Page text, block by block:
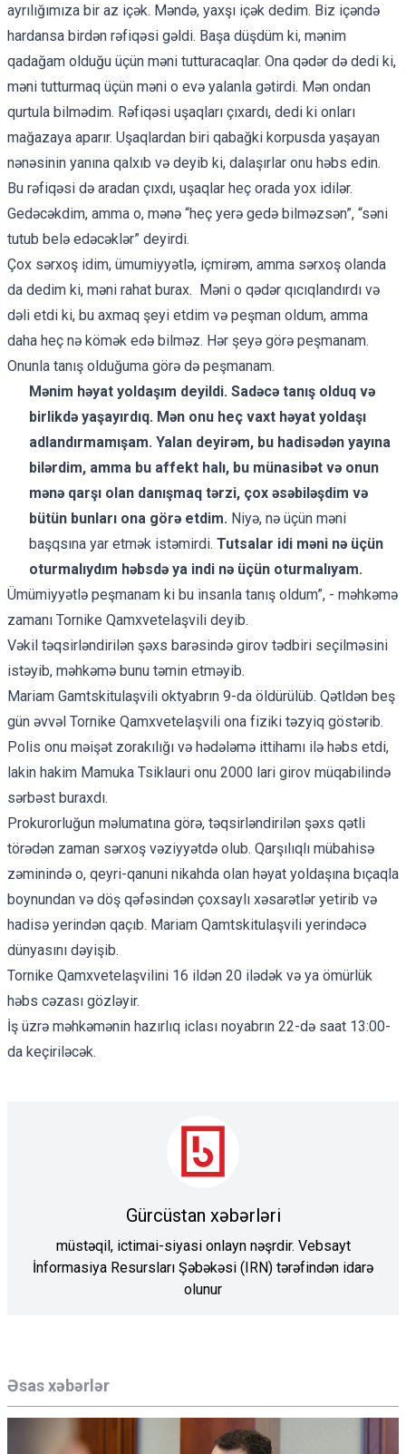
Əsas xəbərlər
ayrılığımıza bir az içək. Məndə, yaxşı içək dedim. Biz içəndə
hardansa birdən rəfiqəsi gəldi. Başa düşdüm ki, mənim
qadağam olduğu üçün məni tutturacaqlar. Ona qədər də dedi ki,
məni tutturmaq üçün məni o evə yalanla gətirdi. Mən ondan
qurtula bilmədim. Rəfiqəsi uşaqları çıxardı, dedi ki onları
mağazaya aparır. Uşaqlardan biri qabağki korpusda yaşayan
nənəsinin yanına qalxıb və deyib ki, dalaşırlar onu həbs edin.
Bu rəfiqəsi də aradan çıxdı, uşaqlar heç orada yox idilər.
Gedəcəkdim, amma o, mənə “heç yerə gedə bilməzsən”, “səni
tutub belə edəcəklər” deyirdi.
Çox sərxoş idim, ümumiyyətlə, içmirəm, amma sərxoş olanda
da dedim ki, məni rahat burax. Məni o qədər qıcıqlandırdı və
dəli etdi ki, bu axmaq şeyi etdim və peşman oldum, amma
daha heç nə kömək edə bilməz. Hər şeyə görə peşmanam.
Onunla tanış olduğuma görə də peşmanam.
Mənim həyat yoldaşım deyildi. Sadəcə tanış olduq və
birlikdə yaşayırdıq. Mən onu heç vaxt həyat yoldaşı
adlandırmamışam. Yalan deyirəm, bu hadisədən yayına
bilərdim, amma bu affekt halı, bu münasibət və onun
mənə qarşı olan danışmaq tərzi, çox əsəbiləşdim və
bütün bunları ona görə etdim. Niyə, nə üçün məni
başqsına yar etmək istəmirdi. Tutsalar idi məni nə üçün
oturmalıydım həbsdə ya indi nə üçün oturmalıyam.
Ümümiyyətlə peşmanam ki bu insanla tanış oldum”, - məhkəmə
zamanı Tornike Qamxvetelaşvili deyib.
Vəkil təqsirləndirilən şəxs barəsində girov tədbiri seçilməsini
istəyib, məhkəmə bunu təmin etməyib.
Mariam Gamtskitulaşvili oktyabrın 9-da öldürülüb. Qətldən beş
gün əvvəl Tornike Qamxvetelaşvili ona fiziki təzyiq göstərib.
Polis onu məişət zorakılığı və hədələmə ittihamı ilə həbs etdi,
lakin hakim Mamuka Tsiklauri onu 2000 lari girov müqabilində
sərbəst buraxdı.
Prokurorluğun məlumatına görə, təqsirləndirilən şəxs qətli
törədən zaman sərxoş vəziyyətdə olub. Qarşılıqlı mübahisə
zəminində o, qeyri-qanuni nikahda olan həyat yoldaşına bıçaqla
boynundan və döş qəfəsindən çoxsaylı xəsarətlər yetirib və
hadisə yerindən qaçıb. Mariam Qamtskitulaşvili yerindəcə
dünyasını dəyişib.
Tornike Qamxvetelaşvilini 16 ildən 20 ilədək və ya ömürlük
həbs cəzası gözləyir.
İş üzrə məhkəmənin hazırlıq iclası noyabrın 22-də saat 13:00-
da keçiriləcək.
Gürcüstan xəbərləri
müstəqil, ictimai-siyasi onlayn nəşrdir. Vebsayt
İnformasiya Resursları Şəbəkəsi (IRN) tərəfindən idarə
olunur